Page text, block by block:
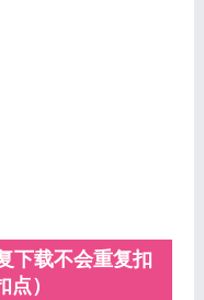
下载不会重复扣
）